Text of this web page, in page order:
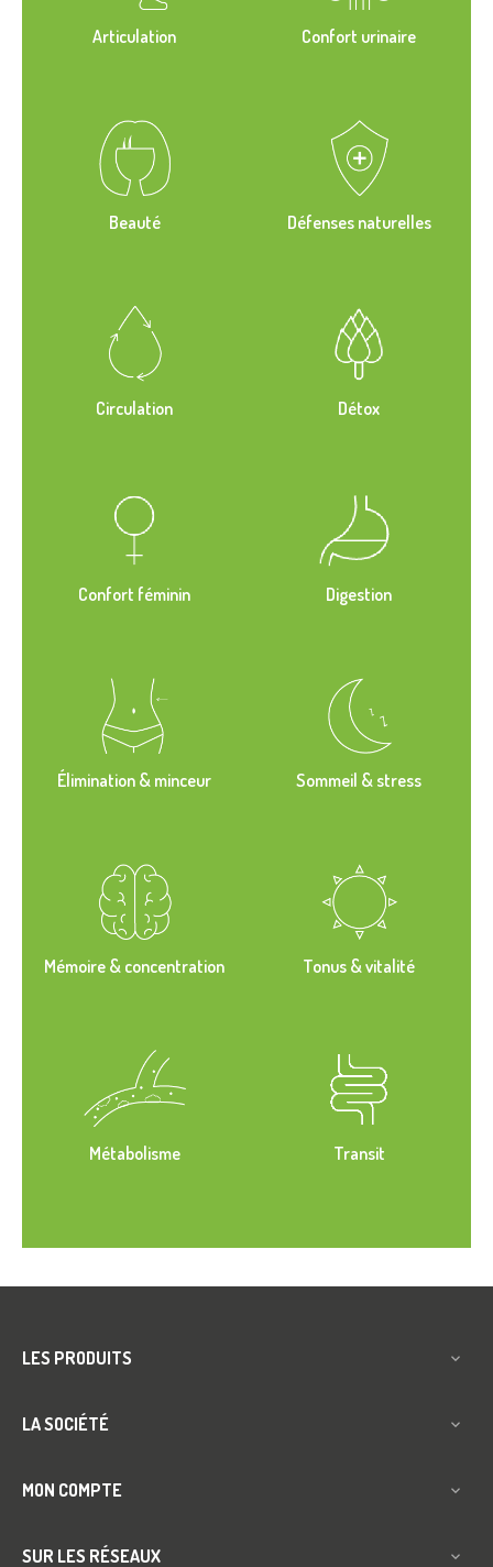
Articulation
Beauté
Circulation
Confort féminin
Confort urinaire
Défenses naturelles
Détox
Digestion
Élimination & minceur
Mémoire & concentration
Métabolisme
Sommeil & stress
Tonus & vitalité
Transit
LES PRODUITS 
LA SOCIÉTÉ 
MON COMPTE 
SUR LES RÉSEAUX 